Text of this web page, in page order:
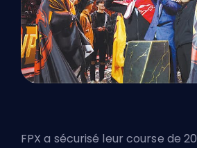
FPX a sécurisé leur course de